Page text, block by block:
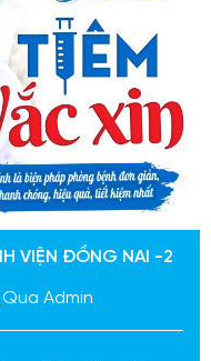
VIỆN ĐỒNG NAI -2
Qua Admin